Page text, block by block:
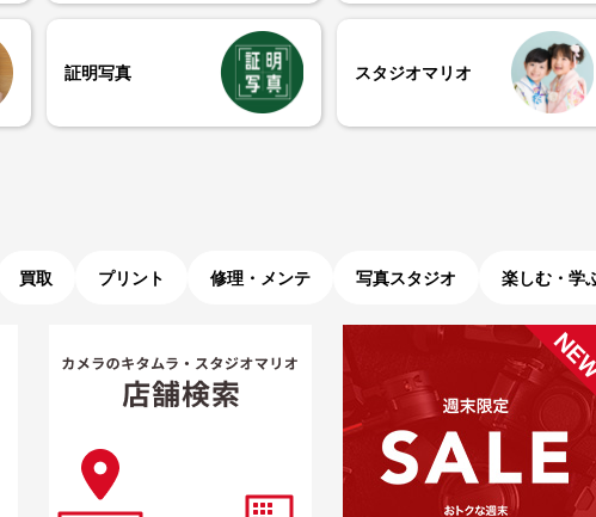
証明写真 スタジオマリオ
買取 プリント 修理・メンテ 写真スタジオ 楽しむ・学